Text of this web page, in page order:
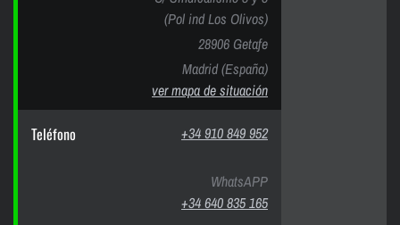
(Pol ind Los Olivos)
28906 Getafe
Madrid (España)
ver mapa de situación
Teléfono +34 910 849 952
WhatsAPP
+34 640 835 165